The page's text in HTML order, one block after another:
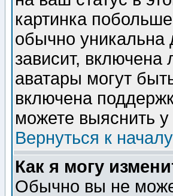
картинка
обычно уникальна
зависит, включена
аватары могут
включена
можете выяснить
Вернуться к началу
Как я могу
Обычно вы не